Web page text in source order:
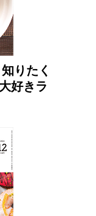
りたく
好きラ